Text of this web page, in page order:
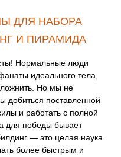
ДЛЯ НАБОРА
И ПИРАМИДА
Нормальные люди
идеального тела,
Но мы не
добиться поставленной
и работать с полной
для победы бывает
— это целая наука.
более быстрым и